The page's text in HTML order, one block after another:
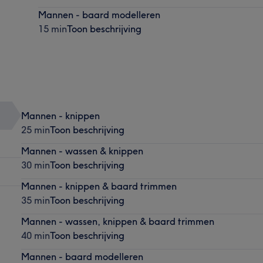
Mannen - baard modelleren
15 minToon beschrijving
Mannen - knippen
25 minToon beschrijving
Mannen - wassen & knippen
30 minToon beschrijving
Mannen - knippen & baard trimmen
35 minToon beschrijving
Mannen - wassen, knippen & baard trimmen
40 minToon beschrijving
Mannen - baard modelleren